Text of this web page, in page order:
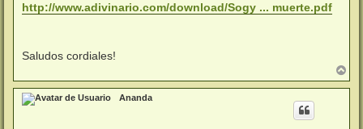
http://www.adivinario.com/download/Sogy ... muerte.pdf
Saludos cordiales!
r
r
Ananda